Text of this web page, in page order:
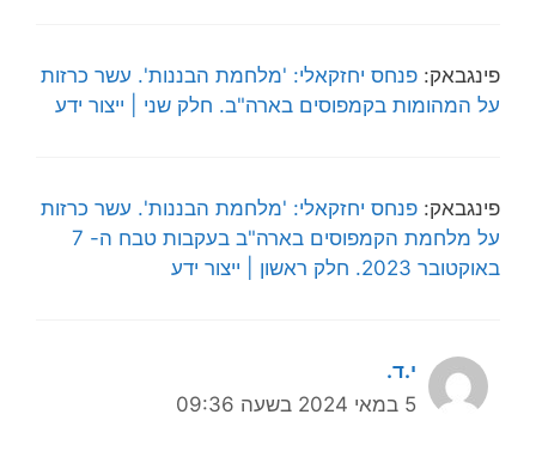
פינגבאק: פנחס יחזקאלי: 'מלחמת הבננות'. עשר כרזות
על המהומות בקמפוסים בארה"ב. חלק שני | ייצור ידע
פינגבאק: פנחס יחזקאלי: 'מלחמת הבננות'. עשר כרזות
על מלחמת הקמפוסים בארה"ב בעקבות טבח ה- 7
באוקטובר 2023. חלק ראשון | ייצור ידע
י.ד.
5 במאי 2024 בשעה 09:36